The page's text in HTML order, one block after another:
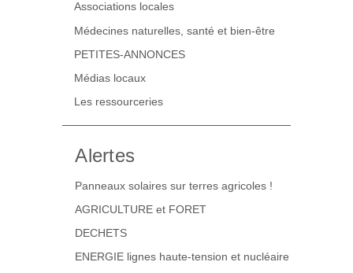
Associations locales
Médecines naturelles, santé et bien-être
PETITES-ANNONCES
Médias locaux
Les ressourceries
Alertes
Panneaux solaires sur terres agricoles !
AGRICULTURE et FORET
DECHETS
ENERGIE lignes haute-tension et nucléaire